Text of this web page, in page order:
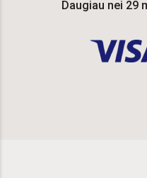
Daugiau nei 29